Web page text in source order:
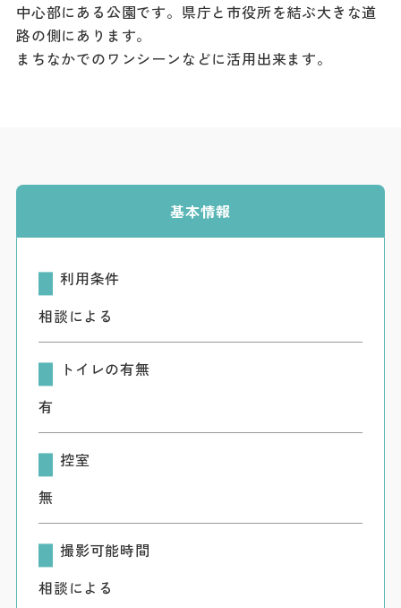
中心部にある公園です。県庁と市役所を結ぶ大きな道
路の側にあります。
まちなかでのワンシーンなどに活用出来ます。
基本情報
利用条件
相談による
トイレの有無
有
控室
無
撮影可能時間
相談による
宿泊
アクセス
パンフレット